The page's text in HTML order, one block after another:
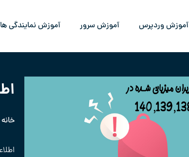
آموزش وردپرس آموزش سرور آموزش نمایندگی
خانه